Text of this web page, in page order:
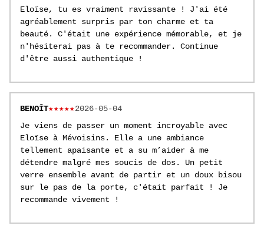
Eloïse, tu es vraiment ravissante ! J'ai été
agréablement surpris par ton charme et ta
beauté. C'était une expérience mémorable, et je
n'hésiterai pas à te recommander. Continue
d'être aussi authentique !
BENOÎT★★★★★2026-05-04
Je viens de passer un moment incroyable avec
Eloïse à Mévoisins. Elle a une ambiance
tellement apaisante et a su m’aider à me
détendre malgré mes soucis de dos. Un petit
verre ensemble avant de partir et un doux bisou
sur le pas de la porte, c'était parfait ! Je
recommande vivement !